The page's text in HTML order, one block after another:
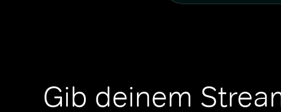
Gib deinem